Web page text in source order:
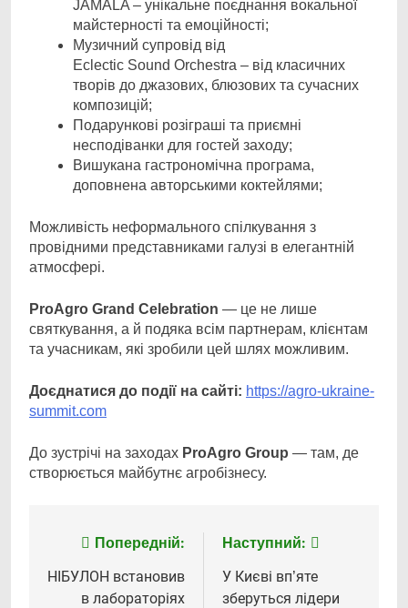
JAMALA – унікальне поєднання вокальної
майстерності та емоційності;
Музичний супровід від
Eclectic Sound Orchestra – від класичних
творів до джазових, блюзових та сучасних
композицій;
Подарункові розіграші та приємні
несподіванки для гостей заходу;
Вишукана гастрономічна програма,
доповнена авторськими коктейлями;
Можливість неформального спілкування з
провідними представниками галузі в елегантній
атмосфері.
ProAgro Grand Celebration — це не лише
святкування, а й подяка всім партнерам, клієнтам
та учасникам, які зробили цей шлях можливим.
Доєднатися до події на сайті: https://agro-ukraine-
summit.com
До зустрічі на заходах ProAgro Group — там, де
створюється майбутнє агробізнесу.
Навігація
записів
Попередній:
НІБУЛОН встановив
в лабораторіях
Наступний:
У Києві вп’яте
зберуться лідери